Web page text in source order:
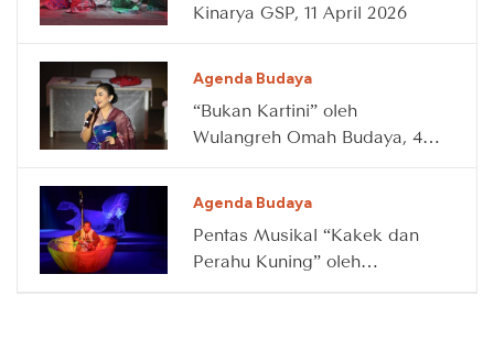
Kinarya GSP, 11 April 2026
Agenda Budaya
“Bukan Kartini” oleh
Wulangreh Omah Budaya, 4
Agenda Budaya
Pentas Musikal “Kakek dan
Perahu Kuning” oleh